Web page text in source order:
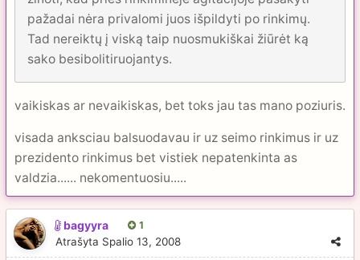
pažadai nėra privalomi juos išpildyti po rinkimų.
Tad nereiktų į viską taip nuosmukiškai žiūrėt ką
sako besibolitiruojantys.
vaikiskas ar nevaikiskas, bet toks jau tas mano poziuris.
visada anksciau balsuodavau ir uz seimo rinkimus ir uz
prezidento rinkimus bet vistiek nepatenkinta as
valdzia...... nekomentuosiu.....
bagyyra 1
Atrašyta Spalio 13, 2008